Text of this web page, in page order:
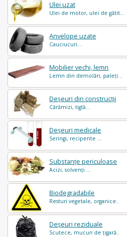
Ulei uzat
Ulei de motor, ulei de gătit...
Anvelope uzate
Cauciucuri...
Mobilier vechi, lemn
Lemn din demolări, paleți...
Deșeuri din construcții
Cărămizi, tiglă...
Deșeuri medicale
Seringi, recipente ...
Substanțe periculoase
Acizi, solvenți ...
Biodegradabile
Resturi vegetale, organice..
Deșeuri reziduale
Scutece, mucuri de țigară..